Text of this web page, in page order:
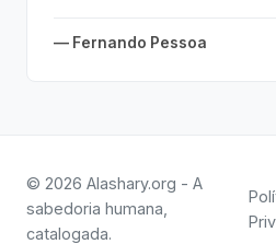
— Fernando Pessoa
© 2026 Alashary.org - A
sabedoria humana,
catalogada.